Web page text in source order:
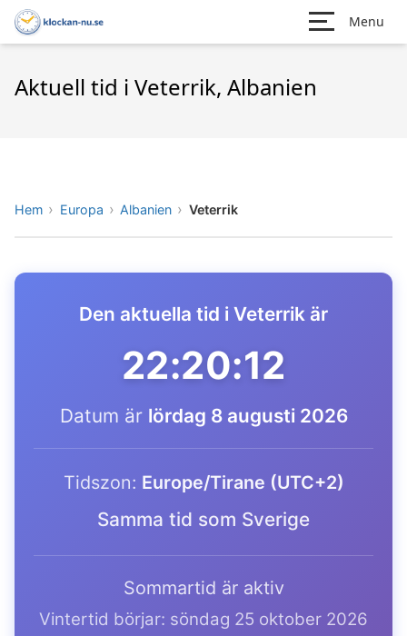
Menu
Aktuell tid i Veterrik, Albanien
Hem Europa Albanien Veterrik
Den aktuella tid i Veterrik är
22:20:12
Datum är lördag 8 augusti 2026
Tidszon: Europe/Tirane (UTC+2)
Samma tid som Sverige
Sommartid är aktiv
Vintertid börjar: söndag 25 oktober 2026